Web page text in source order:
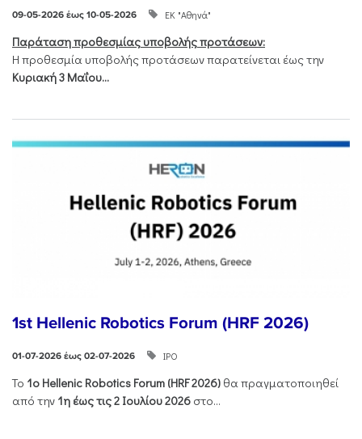
09-05-2026 έως 10-05-2026 ΕΚ "Αθηνά"
Παράταση προθεσμίας υποβολής προτάσεων:
Η προθεσμία υποβολής προτάσεων παρατείνεται έως την
Κυριακή 3 Μαΐου...
1st Hellenic Robotics Forum (HRF 2026)
01-07-2026 έως 02-07-2026 ΙΡΟ
Το 1ο Hellenic Robotics Forum (HRF2026) θα πραγματοποιηθεί
από την 1η έως τις 2 Ιουλίου 2026 στο...